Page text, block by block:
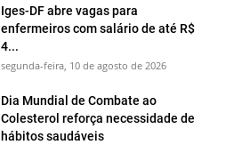
Iges-DF abre vagas para
enfermeiros com salário de até R$
4...
segunda-feira, 10 de agosto de 2026
Dia Mundial de Combate ao
Colesterol reforça necessidade de
hábitos saudáveis